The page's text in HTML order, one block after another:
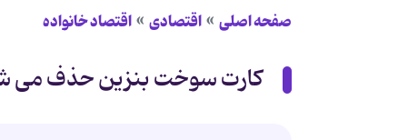
صفحه اصلی اقتصادی اقتصاد خانواده
کارت سوخت بنزین حذف می